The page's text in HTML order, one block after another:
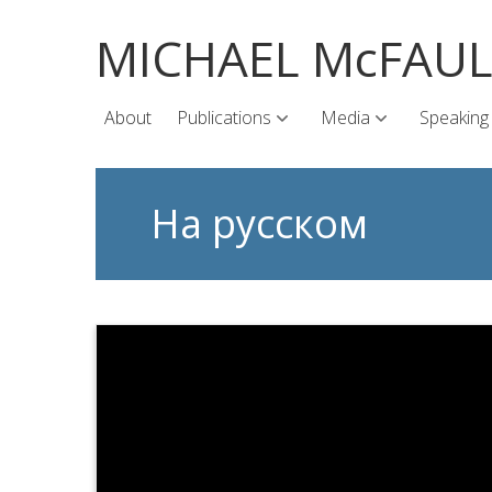
MICHAEL McFAUL
About Publications Media Speaking
На русском